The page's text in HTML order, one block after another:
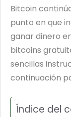
Bitcoin
punto en que
ganar dinero
bitcoins
sencillas
continuación
Índice del